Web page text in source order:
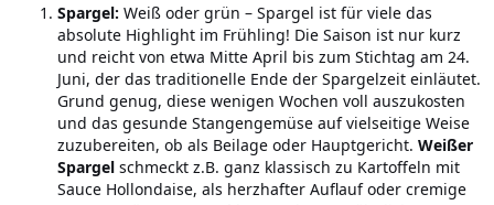
Spargel: Weiß oder grün – Spargel ist für viele das
absolute Highlight im Frühling! Die Saison ist nur kurz
und reicht von etwa Mitte April bis zum Stichtag am 24.
Juni, der das traditionelle Ende der Spargelzeit einläutet.
Grund genug, diese wenigen Wochen voll auszukosten
und das gesunde Stangengemüse auf vielseitige Weise
zuzubereiten, ob als Beilage oder Hauptgericht. Weißer
Spargel schmeckt z.B. ganz klassisch zu Kartoffeln mit
Sauce Hollondaise, als herzhafter Auflauf oder cremige